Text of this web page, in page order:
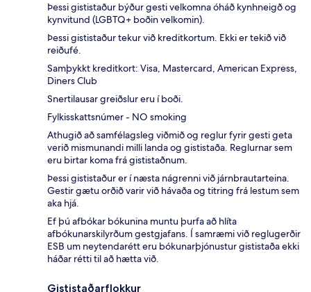
Þessi gististaður býður gesti velkomna óháð kynhneigð og
kynvitund (LGBTQ+ boðin velkomin).
Þessi gististaður tekur við kreditkortum. Ekki er tekið við
reiðufé.
Samþykkt kreditkort: Visa, Mastercard, American Express,
Diners Club
Snertilausar greiðslur eru í boði.
Fylkisskattsnúmer - NO smoking
Athugið að samfélagsleg viðmið og reglur fyrir gesti geta
verið mismunandi milli landa og gististaða. Reglurnar sem
eru birtar koma frá gististaðnum.
Þessi gististaður er í næsta nágrenni við járnbrautarteina.
Gestir gætu orðið varir við hávaða og titring frá lestum sem
aka hjá.
Ef þú afbókar bókunina muntu þurfa að hlíta
afbókunarskilyrðum gestgjafans. Í samræmi við reglugerðir
ESB um neytendarétt eru bókunarþjónustur gististaða ekki
háðar rétti til að hætta við.
Gististaðarflokkur